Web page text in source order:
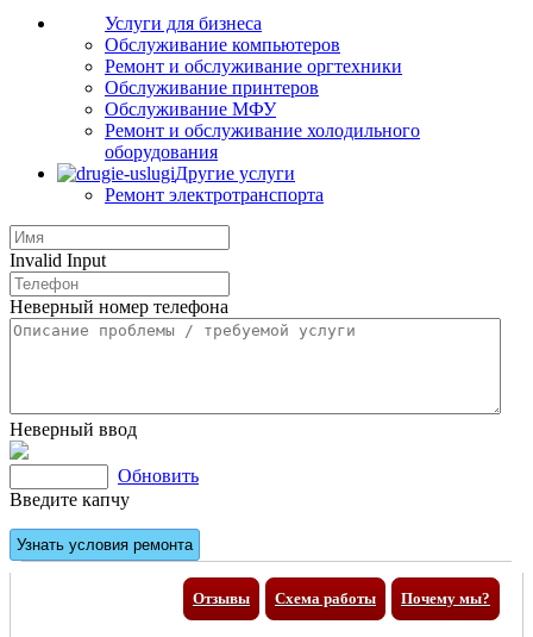
Услуги для бизнеса
Обслуживание компьютеров
Ремонт и обслуживание оргтехники
Обслуживание принтеров
Обслуживание МФУ
Ремонт и обслуживание холодильного
оборудования
Другие услуги
Ремонт электротранспорта
Invalid Input
Неверный номер телефона
Неверный ввод
Обновить
Введите капчу
Отзывы Почему мы?
Схема работы